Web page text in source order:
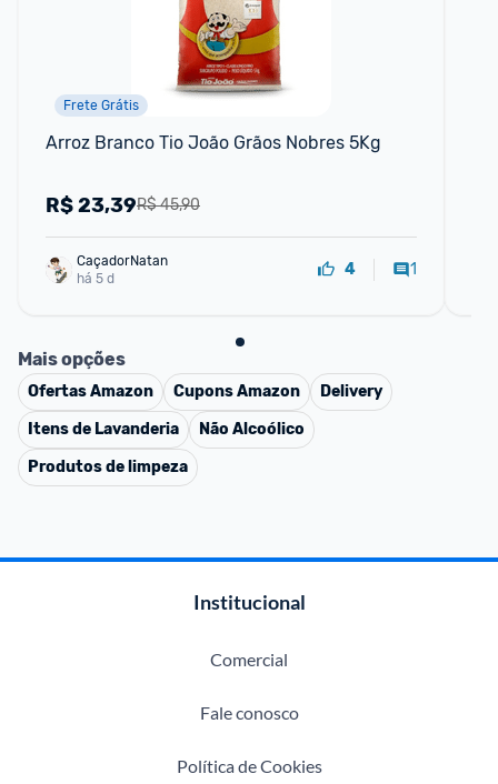
Frete Grátis
Arroz Branco Tio João Grãos Nobres 5Kg
R$ 45,90
R$23,39
CaçadorNatan
há 5 d
4 1
Mais opções
OfertasAmazon CuponsAmazon
Delivery
Itens de Lavanderia
Não Alcoólico
Produtos de limpeza
Institucional
Comercial
Fale conosco
Política de Cookies